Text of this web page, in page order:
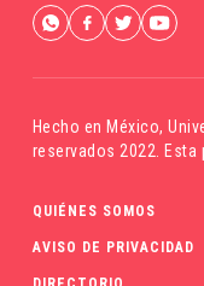
Hecho en México,
reservados 2022.
QUIÉNES SOMOS
AVISO DE PRIVACIDAD